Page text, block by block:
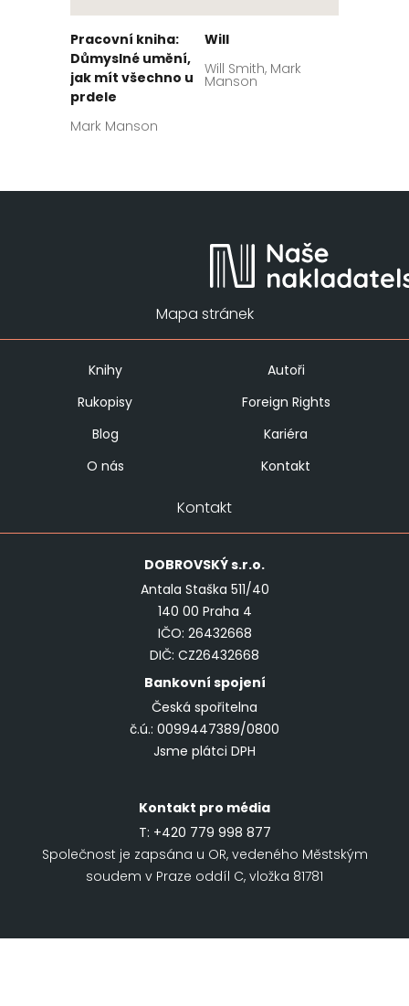
Pracovní kniha:
Důmyslné umění,
jak mít všechno u
prdele
Mark Manson
Will
Will Smith, Mark
Manson
Mapa stránek
Knihy
Autoři
Rukopisy
Foreign Rights
Blog
Kariéra
O nás
Kontakt
Kontakt
DOBROVSKÝs.r.o.
Antala Staška 511/40
140 00 Praha 4
IČO: 26432668
DIČ: CZ26432668
Bankovní spojení
Česká spořitelna
č.ú.: 0099447389/0800
Jsme plátci DPH
Kontakt pro média
T: +420 779 998 877
Společnost je zapsána u OR, vedeného Městským
soudem v Praze oddíl C, vložka 81781